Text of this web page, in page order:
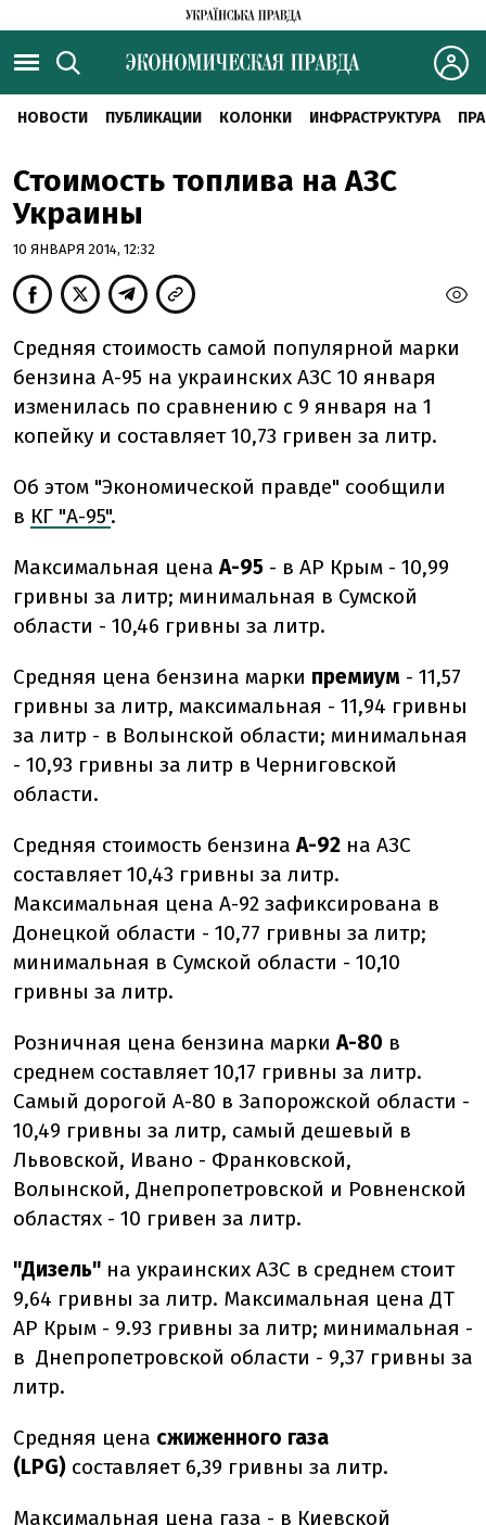
НОВОСТИ ПУБЛИКАЦИИ КОЛОНКИ ИНФРАСТРУКТУРА
Стоимость топлива на АЗС
Украины
10 ЯНВАРЯ 2014, 12:32
Средняя стоимость самой популярной марки
бензина А-95 на украинских АЗС 10 января
изменилась по сравнению с 9 января на 1
копейку и составляет 10,73 гривен за литр.
Об этом "Экономической правде" сообщили
в КГ "А-95".
Максимальная ценаА-95 - в АР Крым - 10,99
гривны за литр; минимальная в Сумской
области - 10,46 гривны за литр.
Средняя цена бензина марки премиум - 11,57
гривны за литр, максимальная - 11,94 гривны
за литр - в Волынской области; минимальная
- 10,93 гривны за литр в Черниговской
области.
Средняя стоимость бензинаА-92 на АЗС
составляет 10,43 гривны за литр.
Максимальная цена А-92 зафиксирована в
Донецкой области - 10,77 гривны за литр;
минимальная в Сумской области - 10,10
гривны за литр.
Розничная цена бензина маркиА-80 в
среднем составляет 10,17 гривны за литр.
Самый дорогой А-80 в Запорожской области -
10,49 гривны за литр, самый дешевый в
Львовской, Ивано - Франковской,
Волынской, Днепропетровской и Ровненской
областях - 10 гривен за литр.
"Дизель" на украинских АЗС в среднем стоит
9,64 гривны за литр. Максимальная цена ДТ
АР Крым - 9.93 гривны за литр; минимальная -
в Днепропетровской области - 9,37 гривны за
литр.
Средняя цена сжиженного газа
(LPG) составляет 6,39 гривны за литр.
Максимальная цена газа - в Киевской